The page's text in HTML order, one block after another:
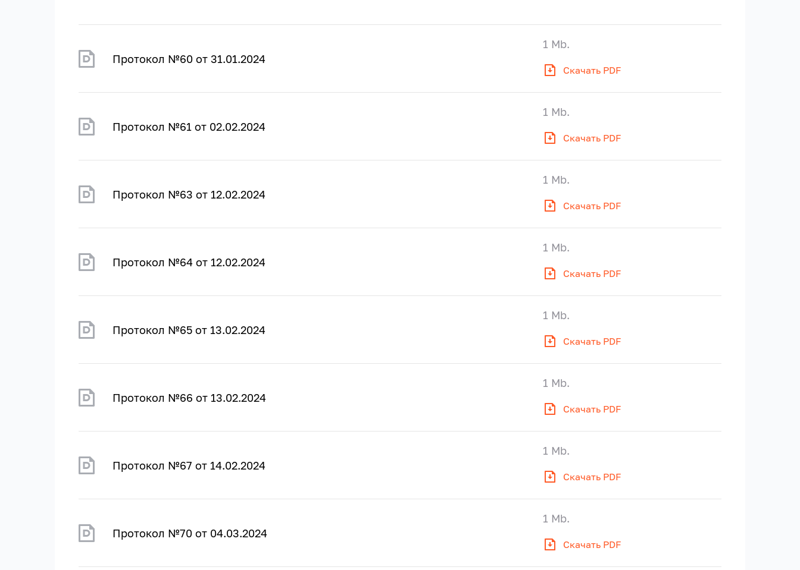
Протокол №60 от 31.01.2024
Скачать PDF
1 Mb.
Протокол №61 от 02.02.2024
Скачать PDF
1 Mb.
Протокол №63 от 12.02.2024
Скачать PDF
1 Mb.
Протокол №64 от 12.02.2024
Скачать PDF
1 Mb.
Протокол №65 от 13.02.2024
Скачать PDF
1 Mb.
Протокол №66 от 13.02.2024
Скачать PDF
1 Mb.
Протокол №67 от 14.02.2024
Скачать PDF
1 Mb.
Протокол №70 от 04.03.2024
Скачать PDF
1 Mb.